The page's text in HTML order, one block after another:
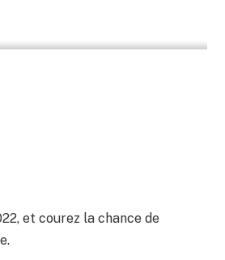
et courez la chance de